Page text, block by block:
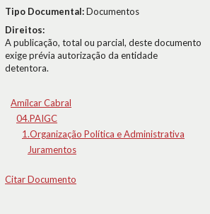
Tipo Documental:Documentos
Direitos:
A publicação, total ou parcial, deste documento
exige prévia autorização da entidade
detentora.
Amílcar Cabral
04.PAIGC
1.Organização Política e Administrativa
Juramentos
Citar Documento